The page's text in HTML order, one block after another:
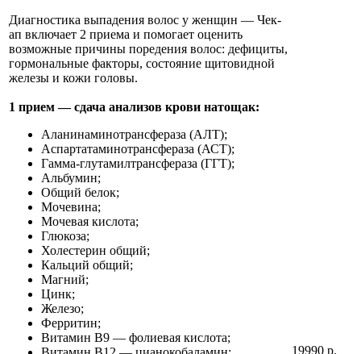
Диагностика выпадения волос у женщин — Чек-
ап включает 2 приема и помогает оценить
возможные причины поредения волос: дефициты,
гормональные факторы, состояние щитовидной
железы и кожи головы.
1 прием — сдача анализов крови натощак:
Аланинаминотрансфераза (АЛТ);
Аспартатаминотрансфераза (АСТ);
Гамма-глутамилтрансфераза (ГГТ);
Альбумин;
Общий белок;
Мочевина;
Мочевая кислота;
Глюкоза;
Холестерин общий;
Кальций общий;
Магний;
Цинк;
Железо;
Ферритин;
Витамин B9 — фолиевая кислота;
19990 р.